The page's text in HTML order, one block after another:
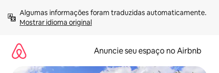
para
Mostrar idioma original
Anuncie seu espaço no Airbnb